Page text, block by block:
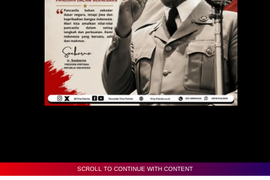
SCROLL TO CONTINUE WITH CONTENT